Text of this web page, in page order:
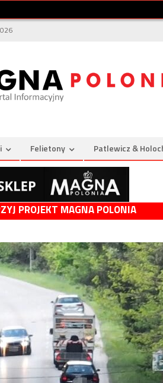
Felietony Patlewicz &
PROJEKT MAGNA POLONIA